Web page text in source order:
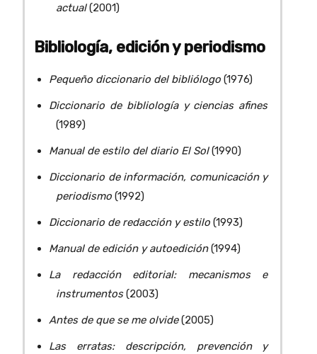
actual(2001)
Bibliología, edición y periodismo
Pequeño diccionario del bibliólogo (1976)
Diccionario de bibliología y ciencias afines
(1989)
Manual de estilo del diario El Sol(1990)
Diccionario de información, comunicación y
periodismo (1992)
Diccionario de redacción y estilo (1993)
Manual de edición y autoedición(1994)
La redacción editorial: mecanismos e
instrumentos(2003)
Antes de que se me olvide(2005)
Las erratas: descripción, prevención y